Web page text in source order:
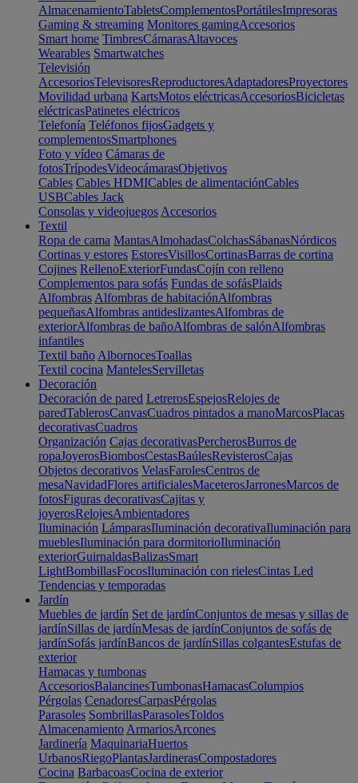
AlmacenamientoTabletsComplementosPortátilesImpresoras
Gaming & streaming Monitores gamingAccesorios
Smart home TimbresCámarasAltavoces
Wearables Smartwatches
Televisión
AccesoriosTelevisoresReproductoresAdaptadoresProyectores
Movilidad urbana KartsMotos eléctricasAccesoriosBicicletas
eléctricasPatinetes eléctricos
Telefonía Teléfonos fijosGadgets y
complementosSmartphones
Foto y vídeo Cámaras de
fotosTrípodesVideocámarasObjetivos
Cables Cables HDMICables de alimentaciónCables
USBCables Jack
Consolas y videojuegos Accesorios
Textil
Ropa de cama MantasAlmohadasColchasSábanasNórdicos
Cortinas y estores EstoresVisillosCortinasBarras de cortina
Cojines RellenoExteriorFundasCojín con relleno
Complementos para sofás Fundas de sofásPlaids
Alfombras Alfombras de habitaciónAlfombras
pequeñasAlfombras antideslizantesAlfombras de
exteriorAlfombras de bañoAlfombras de salónAlfombras
infantiles
Textil baño AlbornocesToallas
Textil cocina MantelesServilletas
Decoración
Decoración de pared LetrerosEspejosRelojes de
paredTablerosCanvasCuadros pintados a manoMarcosPlacas
decorativasCuadros
Organización Cajas decorativasPercherosBurros de
ropaJoyerosBiombosCestasBaúlesRevisterosCajas
Objetos decorativos VelasFarolesCentros de
mesaNavidadFlores artificialesMaceterosJarronesMarcos de
fotosFiguras decorativasCajitas y
joyerosRelojesAmbientadores
Iluminación LámparasIluminación decorativaIluminación para
mueblesIluminación para dormitorioIluminación
exteriorGuirnaldasBalizasSmart
LightBombillasFocosIluminación con rielesCintas Led
Tendencias y temporadas
Jardín
Muebles de jardín Set de jardínConjuntos de mesas y sillas de
jardínSillas de jardínMesas de jardínConjuntos de sofás de
jardínSofás jardínBancos de jardínSillas colgantesEstufas de
exterior
Hamacas y tumbonas
AccesoriosBalancinesTumbonasHamacasColumpios
Pérgolas CenadoresCarpasPérgolas
Parasoles SombrillasParasolesToldos
Almacenamiento ArmariosArcones
Jardinería MaquinariaHuertos
UrbanosRiegoPlantasJardinerasCompostadores
Cocina BarbacoasCocina de exterior